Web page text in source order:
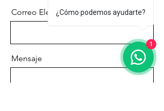
Correo Electrónico
Mensaje
¿Cómo podemos ayudarte?
1